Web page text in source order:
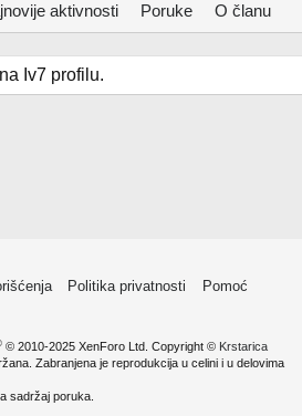
aktivnosti Poruke O članu
Iv7 profilu.
Politika privatnosti
Pomoć
© 2010-2025 XenForo Ltd. Copyright © Krstarica
Zabranjena je reprodukcija u celini i u delovima
sadržaj poruka.